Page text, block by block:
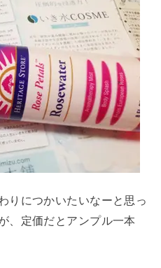
りにつかいたいなーと思っ
、定価だとアンプル一本